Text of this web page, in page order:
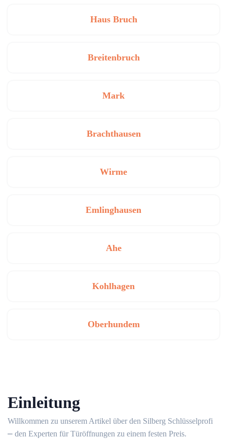
Haus Bruch
Breitenbruch
Mark
Brachthausen
Wirme
Emlinghausen
Ahe
Kohlhagen
Oberhundem
Einleitung
Willkommen zu unserem Artikel über den Silberg Schlüsselprofi
⎼ den Experten für Türöffnungen zu einem festen Preis.​